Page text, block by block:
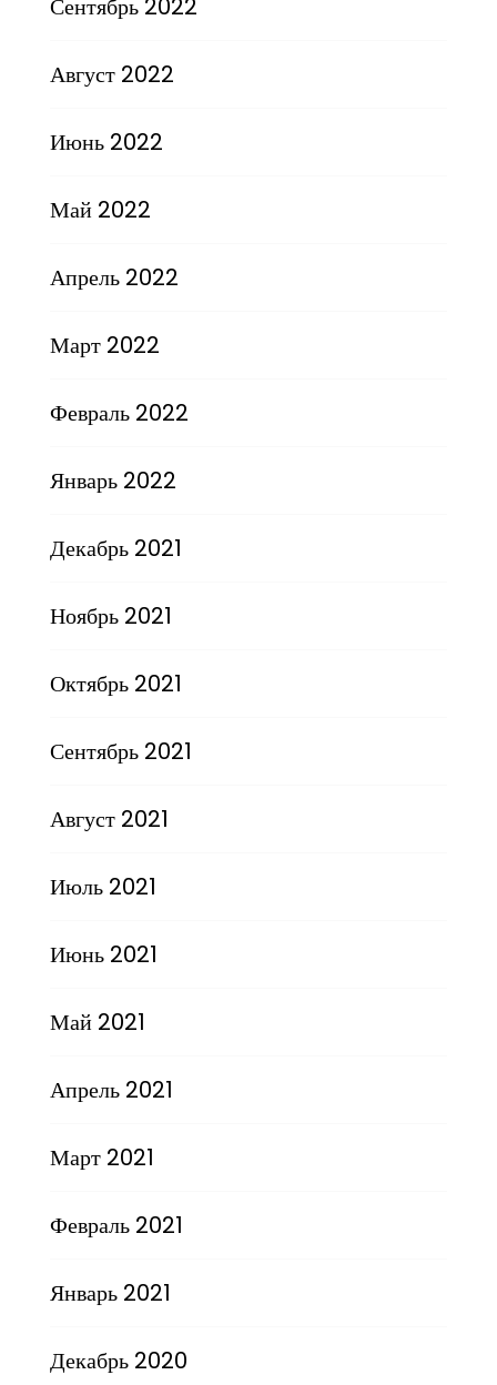
Сентябрь 2022
Август 2022
Июнь 2022
Май 2022
Апрель 2022
Март 2022
Февраль 2022
Январь 2022
Декабрь 2021
Ноябрь 2021
Октябрь 2021
Сентябрь 2021
Август 2021
Июль 2021
Июнь 2021
Май 2021
Апрель 2021
Март 2021
Февраль 2021
Январь 2021
Декабрь 2020